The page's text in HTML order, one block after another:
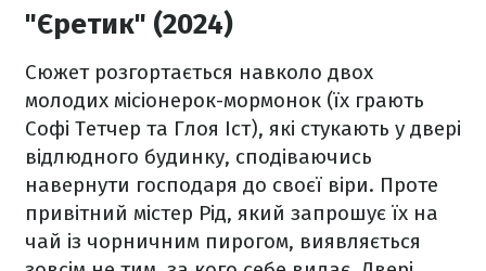
"Єретик" (2024)
Сюжет розгортається навколо двох
молодих місіонерок-мормонок (їх грають
Софі Тетчер та Глоя Іст), які стукають у двері
відлюдного будинку, сподіваючись
навернути господаря до своєї віри. Проте
привітний містер Рід, який запрошує їх на
чай із чорничним пирогом, виявляється